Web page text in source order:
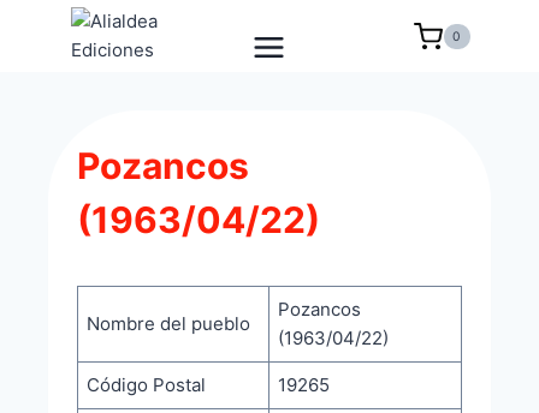
0
Pozancos
(1963/04/22)
Nombre del pueblo
Pozancos
(1963/04/22)
Código Postal 19265